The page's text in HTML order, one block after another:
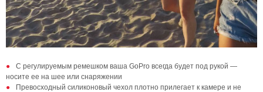
С регулируемым ремешком ваша GoPro всегда будет под рукой —
носите ее на шее или снаряжении
Превосходный силиконовый чехол плотно прилегает к камере и не